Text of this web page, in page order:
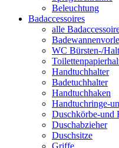
Beleuchtung
Badaccessoires
alle
WC Bürsten-/
Handtuchhalter
Badetuchhalter
Handtuchhaken
Handtuchringe-
Duschkörbe-und
Duschabzieher
Duschsitze
Griffe